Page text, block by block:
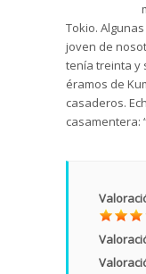
Tokio.
joven de
tenía treinta y
éramos de
casaderos.
casamentera: